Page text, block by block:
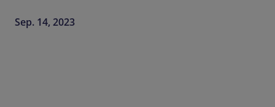
Sostenibilità
Sep. 14, 2023